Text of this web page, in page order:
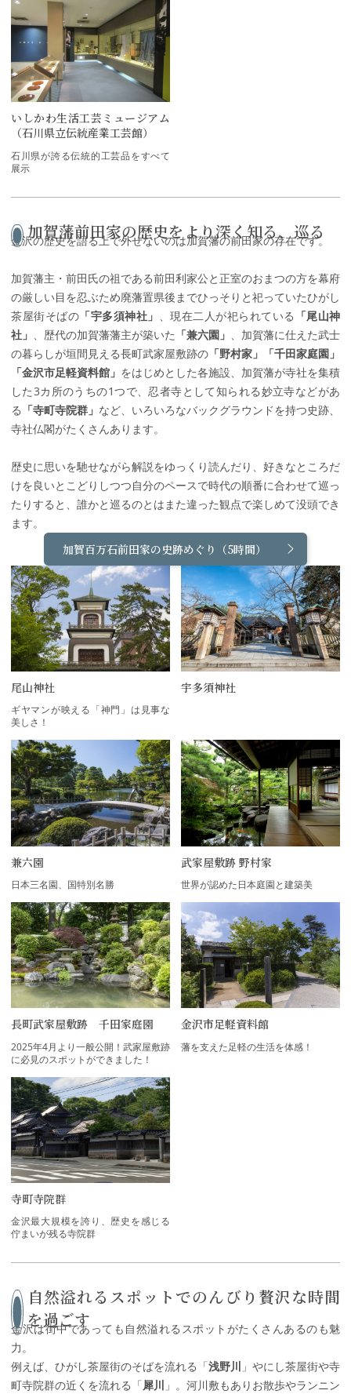
いしかわ生活工芸ミュージアム
（石川県立伝統産業工芸館）
石川県が誇る伝統的工芸品をすべて
展示
加賀藩前田家の歴史をより深く知る、巡る
金沢の歴史を語る上で外せないのは加賀藩の前田家の存在です。
加賀藩主・前田氏の祖である前田利家公と正室のおまつの方を幕府
の厳しい目を忍ぶため廃藩置県後までひっそりと祀っていたひがし
茶屋街そばの 「宇多須神社」 、現在二人が祀られている 「尾山神
社」
、歴代の加賀藩藩主が築いた 「兼六園」
、加賀藩に仕えた武士
の暮らしが垣間見える長町武家屋敷跡の 「野村家」「千田家庭園」
「金沢市足軽資料館」 をはじめとした各施設、加賀藩が寺社を集積
した3カ所のうちの1つで、忍者寺として知られる妙立寺などがあ
る 「寺町寺院群」 など、いろいろなバックグラウンドを持つ史跡、
寺社仏閣がたくさんあります。
歴史に思いを馳せながら解説をゆっくり読んだり、好きなところだ
けを良いとこどりしつつ自分のペースで時代の順番に合わせて巡っ
たりすると、誰かと巡るのとはまた違った観点で楽しめて没頭でき
ます。
加賀百万石前田家の史跡めぐり（5時間）
尾山神社
ギヤマンが映える「神門」は見事な
美しさ！
宇多須神社
兼六園
日本三名園、国特別名勝
武家屋敷跡 野村家
世界が認めた日本庭園と建築美
長町武家屋敷跡 千田家庭園
2025年4月より一般公開！武家屋敷跡
に必見のスポットができました！
金沢市足軽資料館
藩を支えた足軽の生活を体感！
寺町寺院群
金沢最大規模を誇り、歴史を感じる
佇まいが残る寺院群
自然溢れるスポットでのんびり贅沢な時間
を過ごす
金沢は街中であっても自然溢れるスポットがたくさんあるのも魅
力。
例えば、ひがし茶屋街のそばを流れる「浅野川 」やにし茶屋街や寺
町寺院群の近くを流れる「犀川 」。河川敷もありお散歩やランニン